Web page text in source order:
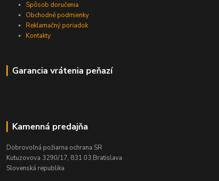
Spôsob doručenia
Obchodné podmienky
Reklamačný poriadok
Kontakty
Garancia vrátenia peňazí
Kamenná predajňa
Dobrovoľná požiarna ochrana SR
Kutuzovova 3290/17, 831 03 Bratislava
Slovenská republika